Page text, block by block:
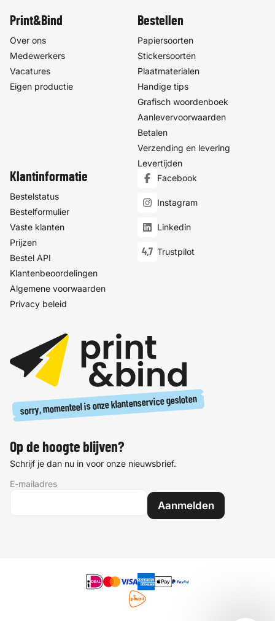
Print&Bind
Over ons
Medewerkers
Vacatures
Eigen productie
Bestellen
Papiersoorten
Stickersoorten
Plaatmaterialen
Handige tips
Grafisch woordenboek
Aanlevervoorwaarden
Betalen
Verzending en levering
Levertijden
Klantinformatie
Bestelstatus
Bestelformulier
Vaste klanten
Prijzen
Bestel API
Klantenbeoordelingen
Algemene voorwaarden
Privacy beleid
Facebook
Instagram
Linkedin
4,7 Trustpilot
sorry, momenteel is onze klantenservice gesloten
Op de hoogte blijven?
Schrijf je dan nu in voor onze nieuwsbrief.
E-mailadres
Aanmelden